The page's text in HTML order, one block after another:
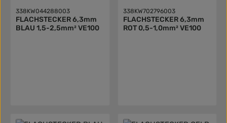
338KW044288003
FLACHSTECKER 6,3mm
BLAU 1,5-2,5mm² VE100
338KW702796003
FLACHSTECKER 6,3mm
ROT 0,5-1,0mm² VE100